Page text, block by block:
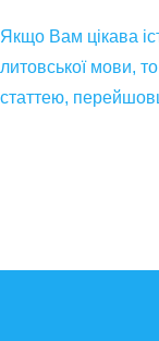
Якщо Вам цікава
литовської мови,
статтею,